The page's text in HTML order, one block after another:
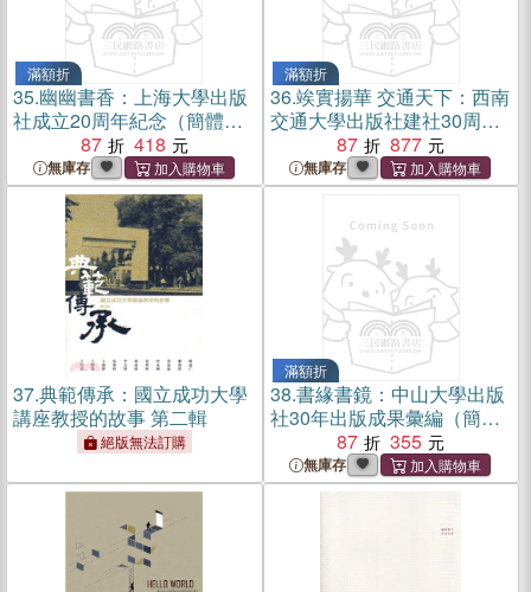
滿額折
35.幽幽書香：上海大學出版
社成立20周年紀念（簡體
87 418
無庫存
滿額折
36.竢實揚華 交通天下：西南
交通大學出版社建社30周年
（簡體書）
87 877
無庫存
37.典範傳承：國立成功大學
講座教授的故事 第二輯
絕版無法訂購
滿額折
38.書緣書鏡：中山大學出版
社30年出版成果彙編（簡體
87 355
無庫存